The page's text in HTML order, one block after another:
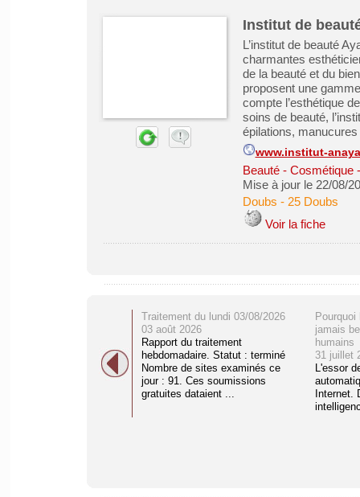
Institut de
L’institut de beauté
charmantes
de la beauté et du
proposent une
compte l’esthétique
soins de beauté,
épilations, manucures
www.institut-
Beauté - Cosmétique
Mise à jour le 22/08/
Doubs - 25 Doubs
Voir la fiche
Traitement du lundi 03/08/2026
03 août 2026
Rapport du traitement
hebdomadaire. Statut : terminé
Nombre de sites examinés ce
jour : 91. Ces soumissions
gratuites dataient ...
jamais
humains
31 juillet
L'essor
Internet.